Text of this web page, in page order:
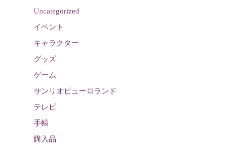
Uncategorized
イベント
キャラクター
グッズ
ゲーム
サンリオピューロランド
テレビ
手帳
購入品